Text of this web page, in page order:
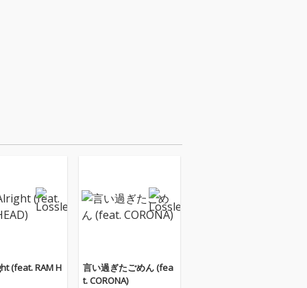
(feat. RAM H
言い過ぎたごめん (fea
t. CORONA)